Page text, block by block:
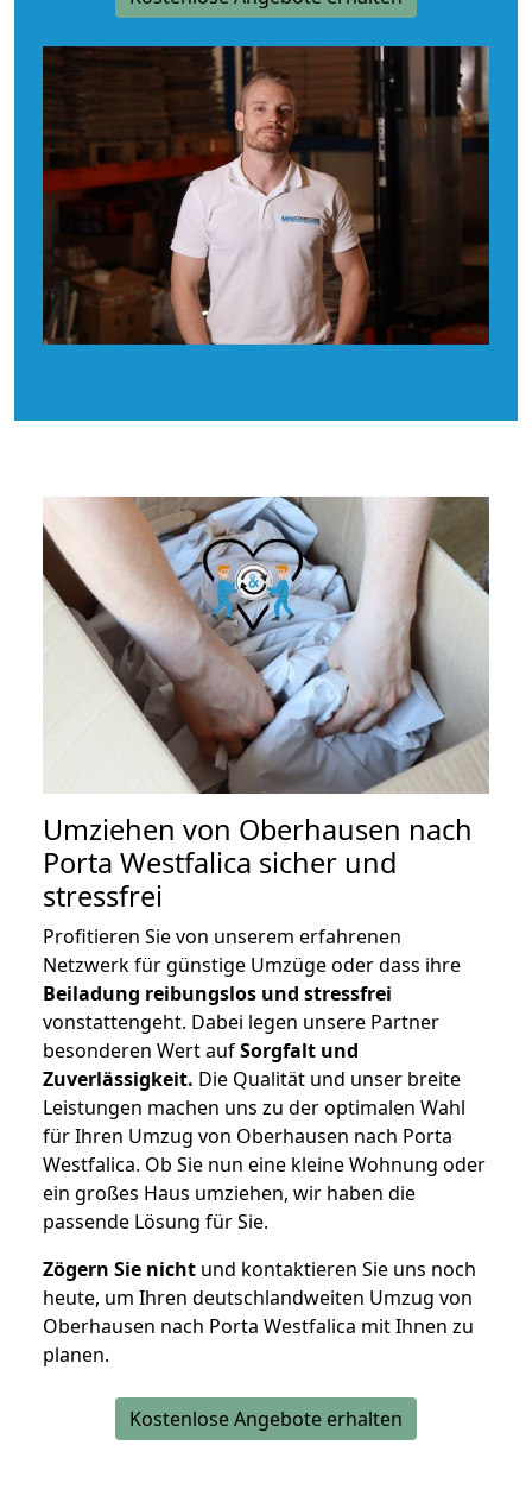
Umziehen von Oberhausen nach
Porta Westfalica sicher und
stressfrei
Profitieren Sie von unserem erfahrenen
Netzwerk für günstige Umzüge oder dass ihre
Beiladung reibungslos und stressfrei
vonstattengeht. Dabei legen unsere Partner
besonderen Wert aufSorgfalt und
Zuverlässigkeit. Die Qualität und unser breite
Leistungen machen uns zu der optimalen Wahl
für Ihren Umzug von Oberhausen nach Porta
Westfalica. Ob Sie nun eine kleine Wohnung oder
ein großes Haus umziehen, wir haben die
passende Lösung für Sie.
Zögern Sie nicht und kontaktieren Sie uns noch
heute, um Ihren deutschlandweiten Umzug von
Oberhausen nach Porta Westfalica mit Ihnen zu
planen.
Kostenlose Angebote erhalten